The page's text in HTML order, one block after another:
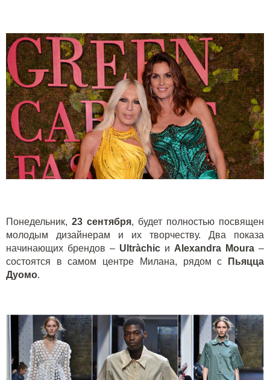
Понедельник, 23 сентября, будет полностью посвящен
молодым дизайнерам и их творчеству. Два показа
начинающих брендов – Ultràchic и Alexandra Moura –
состоятся в самом центре Милана, рядом с
Пьяцца
Дуомо.